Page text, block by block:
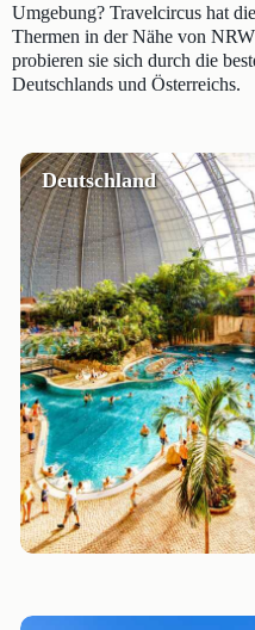
Umgebung? Travelcircus hat
Thermen in der Nähe von
probieren sie sich durch die
Deutschlands und Österreichs.
Deutschland